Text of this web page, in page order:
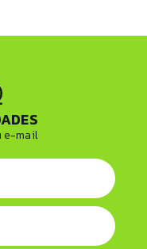
e-mail